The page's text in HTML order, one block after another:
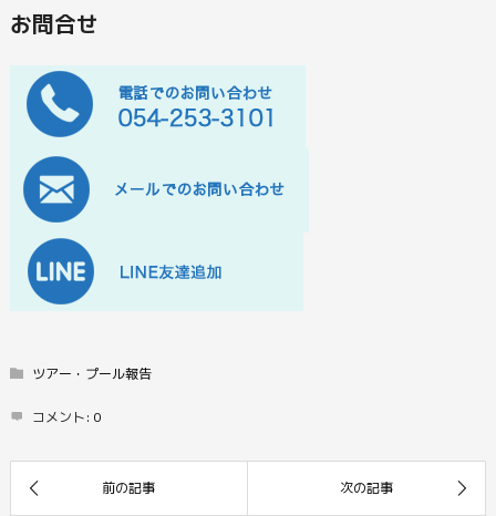
お問合せ
ツアー・プール報告
コメント: 0